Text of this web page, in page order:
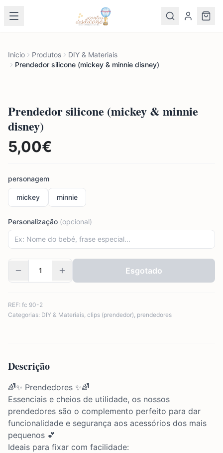
Inicio Produtos
DIY & Materiais
Prendedor silicone (mickey & minnie disney)
Prendedor silicone (mickey & minnie
disney)
5,00€
personagem
mickey minnie
Personalização (opcional)
Esgotado
REF: fc 90-2
Categorias: DIY & Materiais, clips (prendedor), prendedores
Descrição
🌈✨ Prendedores ✨🌈
Essenciais e cheios de utilidade, os nossos
prendedores são o complemento perfeito para dar
funcionalidade e segurança aos acessórios dos mais
pequenos 💕
Ideais para fixar com facilidade: